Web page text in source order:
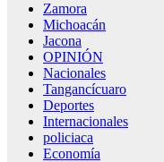
Zamora
Michoacán
Jacona
OPINIÓN
Nacionales
Tangancícuaro
Deportes
Internacionales
policiaca
Economía